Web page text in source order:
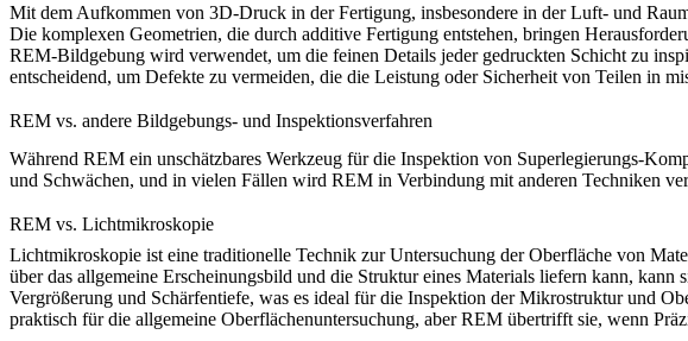
Mit dem Aufkommen von 3D-Druck in der Fertigung, insbesondere in der Luft- und
Die komplexen Geometrien, die durch additive Fertigung entstehen, bringen
REM-Bildgebung wird verwendet, um die feinen Details jeder gedruckten Schicht zu
entscheidend, um Defekte zu vermeiden, die die Leistung oder Sicherheit von Teilen in
REM vs. andere Bildgebungs- und Inspektionsverfahren
Während REM ein unschätzbares Werkzeug für die Inspektion von Superlegierungs-
und Schwächen, und in vielen Fällen wird REM in Verbindung mit anderen Techniken
REM vs. Lichtmikroskopie
Lichtmikroskopie ist eine traditionelle Technik zur Untersuchung der Oberfläche von
über das allgemeine Erscheinungsbild und die Struktur eines Materials liefern kann,
Vergrößerung und Schärfentiefe, was es ideal für die Inspektion der Mikrostruktur und
praktisch für die allgemeine Oberflächenuntersuchung, aber REM übertrifft sie, wenn